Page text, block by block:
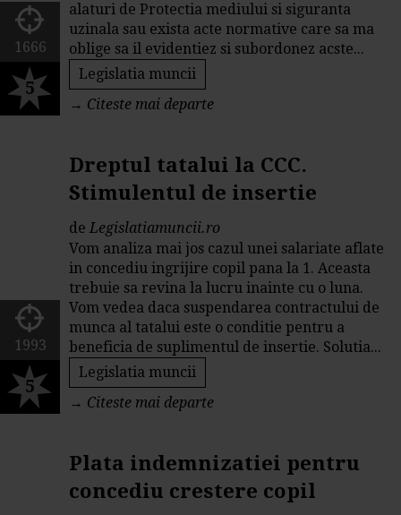
alaturi de Protectia mediului si siguranta
uzinala sau exista acte normative care sa ma
oblige sa il evidentiez si subordonez acste...
Legislatia muncii
→ Citeste mai departe
1666
5
Dreptul tatalui la CCC.
Stimulentul de insertie
deLegislatiamuncii.ro
Vom analiza mai jos cazul unei salariate aflate
in concediu ingrijire copil pana la 1. Aceasta
trebuie sa revina la lucru inainte cu o luna.
Vom vedea daca suspendarea contractului de
munca al tatalui este o conditie pentru a
beneficia de suplimentul de insertie. Solutia...
Legislatia muncii
→ Citeste mai departe
1993
5
Plata indemnizatiei pentru
concediu crestere copil